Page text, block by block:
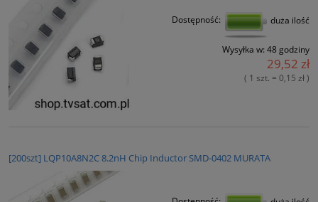
Dostępność: duża ilość
Wysyłka w: 48 godziny
29,52 zł
( 1 szt. = 0,15 zł )
[200szt] LQP10A8N2C 8.2nH Chip Inductor SMD-0402 MURATA